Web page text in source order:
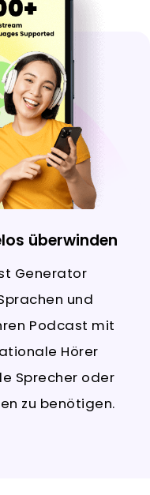
überwinden
Generator
und
Podcast mit
Hörer
Sprecher oder
zu benötigen.